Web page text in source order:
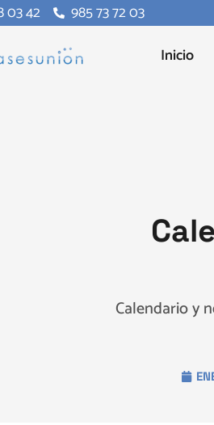
03 42
985 73 72 03
Inicio
Calendario y